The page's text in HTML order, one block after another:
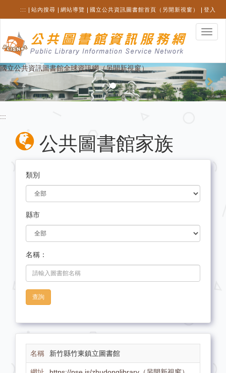
內
::: 站內搜尋 網站導覽 國立公共資訊圖書館首頁（另開新視窗） 登入
選
單
換
國立公共資訊圖書館全球資訊網（另開新視窗）
Previous
:::
公共圖書館家族
類別
縣市
名稱：
查詢
新竹縣竹東鎮立圖書館